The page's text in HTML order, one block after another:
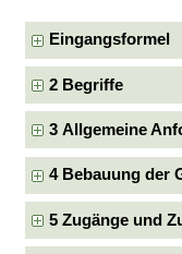
Eingangsformel
2 Begriffe
3 Allgemeine
4 Bebauung der
5 Zugänge und